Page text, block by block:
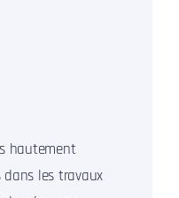
hautement
les travaux